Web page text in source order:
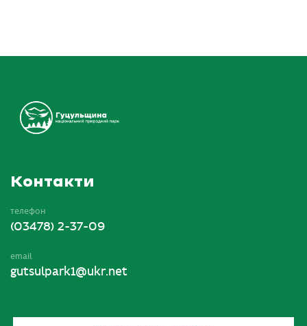
Контакти
телефон
(03478) 2-37-09
email
gutsulpark1@ukr.net